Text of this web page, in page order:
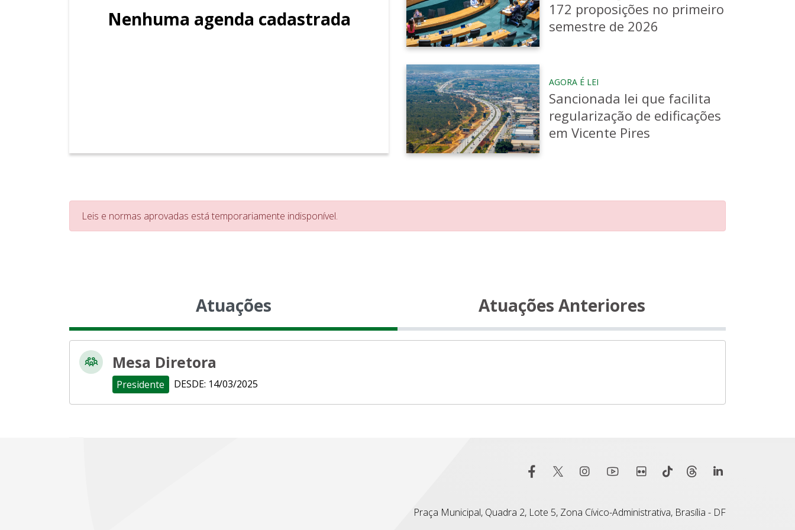
Nenhuma agenda cadastrada
172 proposições no primeiro
semestre de 2026
AGORA É LEI
Sancionada lei que facilita
regularização de edificações
em Vicente Pires
Leis e normas aprovadas está temporariamente indisponível.
Atuações Atuações Anteriores
Mesa Diretora
Presidente DESDE: 14/03/2025
Praça Municipal, Quadra 2, Lote 5, Zona Cívico-Administrativa, Brasília - DF